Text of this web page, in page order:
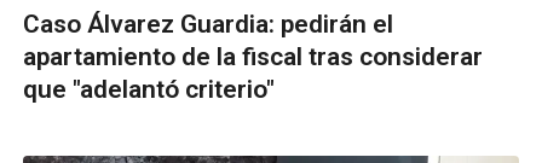
Caso Álvarez Guardia: pedirán el
apartamiento de la fiscal tras considerar
que "adelantó criterio"